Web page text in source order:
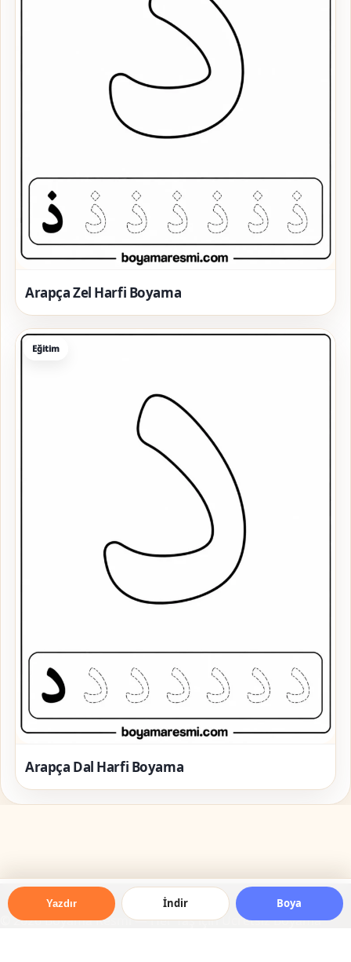
Arapça Zel Harfi Boyama
Eğitim
Arapça Dal Harfi Boyama
Yazdır İndir Boya
© 2026 Boyama Resmi — Her Yaş için Ücretsiz Boyama